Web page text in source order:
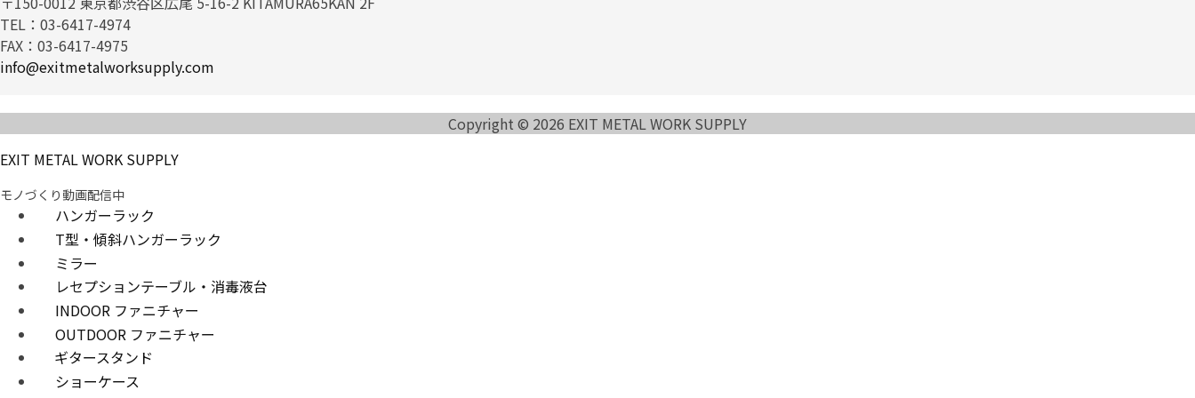
TEL：03-6417-4974
FAX：03-6417-4975
info@exitmetalworksupply.com
Copyright © 2026 EXIT METAL WORK SUPPLY
EXIT METAL WORK SUPPLY
モノづくり動画配信中
ハンガーラック
T型・傾斜ハンガーラック
ミラー
レセプションテーブル・消毒液台
INDOOR ファニチャー
OUTDOOR ファニチャー
ギタースタンド
ショーケース